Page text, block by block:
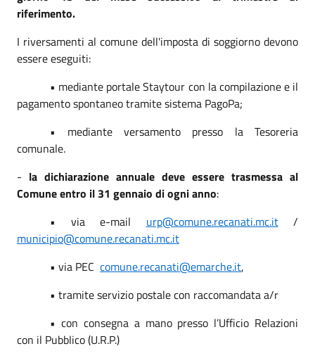
riferimento.
I riversamenti al comune dell'imposta di soggiorno devono
essere eseguiti:
• mediante portale Staytour con la compilazione e il
pagamento spontaneo tramite sistema PagoPa;
• mediante versamento presso la Tesoreria
comunale.
- la dichiarazione annuale deve essere trasmessa al
Comune entro il 31 gennaio di ogni anno:
• via e-mail urp@comune.recanati.mc.it/
municipio@comune.recanati.mc.it
• via PECcomune.recanati@emarche.it,
• tramite servizio postale con raccomandata a/r
• con consegna a mano presso l’Ufficio Relazioni
con il Pubblico (U.R.P.)